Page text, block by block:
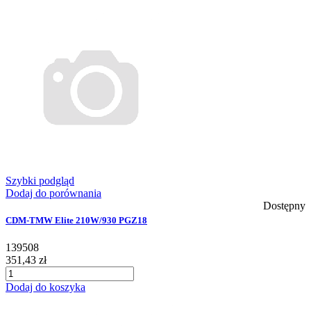
Szybki podgląd
Dodaj do porównania
Dostępny
CDM-TMW Elite 210W/930 PGZ18
139508
351,43 zł
Dodaj do koszyka